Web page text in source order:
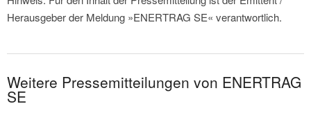
Herausgeber der Meldung »ENERTRAG SE« verantwortlich.
Weitere Pressemitteilungen von ENERTRAG
SE